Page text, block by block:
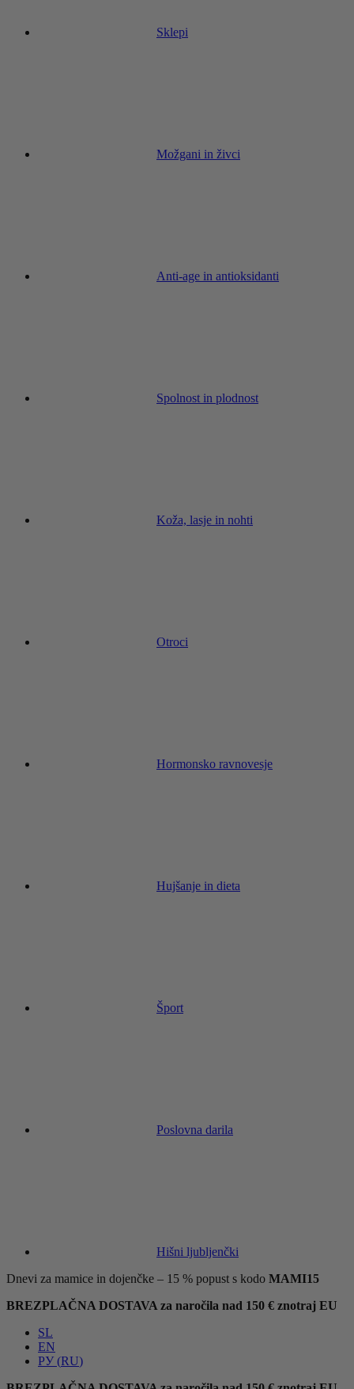
Sklepi
Možgani in živci
Anti-age in antioksidanti
Spolnost in plodnost
Koža, lasje in nohti
Otroci
Hormonsko ravnovesje
Hujšanje in dieta
Šport
Poslovna darila
Hišni ljubljenčki
Dnevi za mamice in dojenčke – 15 % popust s kodo MAMI15
BREZPLAČNA DOSTAVA za naročila nad 150 € znotraj EU
SL
EN
РУ (RU)